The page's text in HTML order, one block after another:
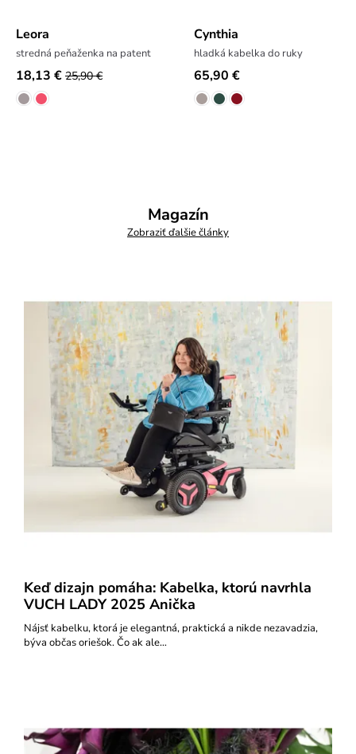
Leora
stredná peňaženka na patent
18,13 € 25,90 €
Cynthia
hladká kabelka do ruky
65,90 €
Magazín
Zobraziť ďalšie články
Keď dizajn pomáha: Kabelka, ktorú navrhla
VUCH LADY 2025 Anička
Nájsť kabelku, ktorá je elegantná, praktická a nikde nezavadzia,
býva občas oriešok. Čo ak ale…